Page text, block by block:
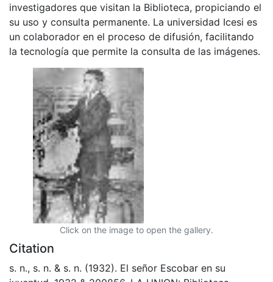
investigadores que visitan la Biblioteca, propiciando el
su uso y consulta permanente. La universidad Icesi es
un colaborador en el proceso de difusión, facilitando
la tecnología que permite la consulta de las imágenes.
Click on the image to open the gallery.
Citation
s. n., s. n. & s. n. (1932). El señor Escobar en su